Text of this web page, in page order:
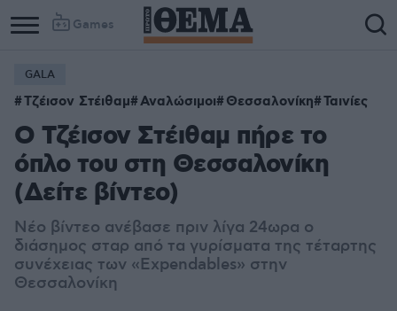
Games
GALA
Τζέισον Στέιθαμ Αναλώσιμοι Θεσσαλονίκη Ταινίες
Ο Τζέισον Στέιθαμ πήρε το
όπλο του στη Θεσσαλονίκη
(Δείτε βίντεο)
Νέο βίντεο ανέβασε πριν λίγα 24ωρα ο
διάσημος σταρ από τα γυρίσματα της τέταρτης
συνέχειας των «Expendables» στην
Θεσσαλονίκη